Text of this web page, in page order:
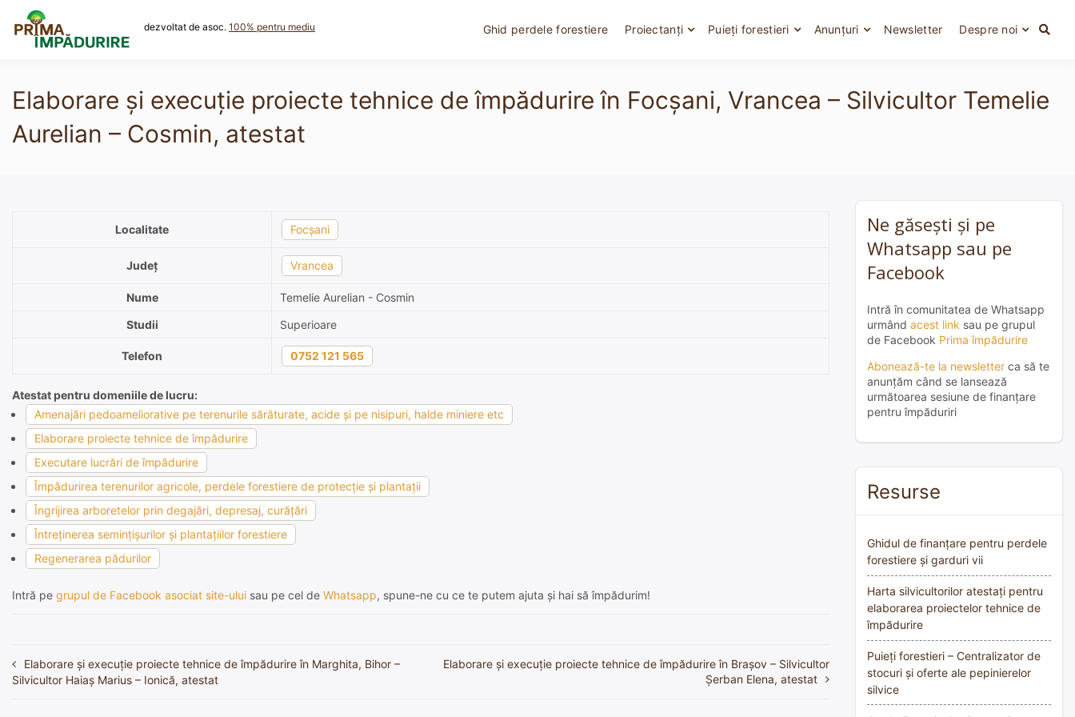
content
dezvoltat de asoc. 100% pentru mediu Ghid perdele forestiere Proiectanți Puieți forestieri Anunțuri Newsletter Despre noi
Elaborare și execuție proiecte tehnice de împădurire în Focșani, Vrancea – Silvicultor Temelie
Aurelian – Cosmin, atestat
Localitate Focșani
Județ Vrancea
Nume
Temelie Aurelian - Cosmin
Studii
Superioare
Telefon 0752 121 565
Atestat pentru domeniile de lucru:
Amenajări pedoameliorative pe terenurile sărăturate, acide şi pe nisipuri, halde miniere etc
Elaborare proiecte tehnice de împădurire
Executare lucrări de împădurire
Împădurirea terenurilor agricole, perdele forestiere de protecţie şi plantaţii
Îngrijirea arboretelor prin degajări, depresaj, curăţări
Întreţinerea seminţişurilor şi plantaţiilor forestiere
Regenerarea pădurilor
Intră pe grupul de Facebook asociat site-ului sau pe cel de Whatsapp, spune-ne cu ce te putem ajuta și hai să împădurim!
Navigare
Elaborare și execuție proiecte tehnice de împădurire în Marghita, Bihor –
Silvicultor Haiaș Marius – Ionică, atestat
Elaborare și execuție proiecte tehnice de împădurire în Braşov – Silvicultor
Şerban Elena, atestat
Ne găsești și pe
Whatsapp sau pe
Facebook
Intră în comunitatea de Whatsapp
urmând acest link sau pe grupul
de Facebook Prima împădurire
Abonează-te la newsletter ca să te
anunțăm când se lansează
următoarea sesiune de finanțare
pentru împăduriri
Resurse
Ghidul de finanțare pentru perdele
forestiere și garduri vii
Harta silvicultorilor atestați pentru
elaborarea proiectelor tehnice de
împădurire
Puieți forestieri – Centralizator de
stocuri și oferte ale pepinierelor
silvice